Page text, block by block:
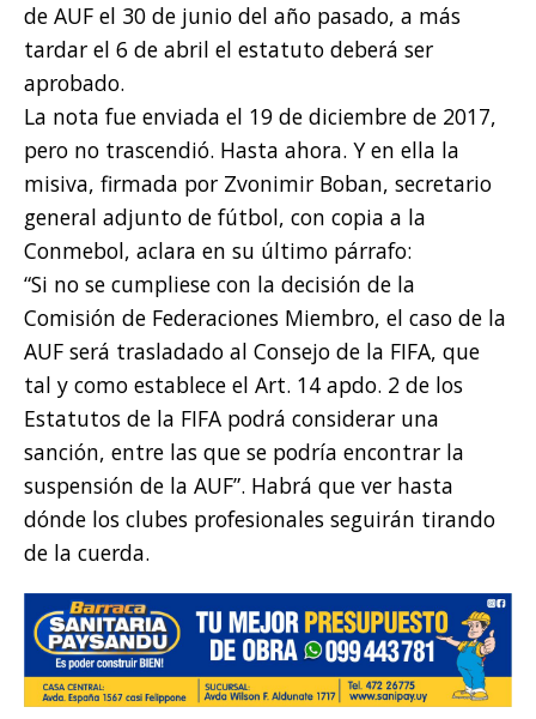
de AUF el 30 de junio del año pasado, a más
tardar el 6 de abril el estatuto deberá ser
aprobado.
La nota fue enviada el 19 de diciembre de 2017,
pero no trascendió. Hasta ahora. Y en ella la
misiva, firmada por Zvonimir Boban, secretario
general adjunto de fútbol, con copia a la
Conmebol, aclara en su último párrafo:
“Si no se cumpliese con la decisión de la
Comisión de Federaciones Miembro, el caso de la
AUF será trasladado al Consejo de la FIFA, que
tal y como establece el Art. 14 apdo. 2 de los
Estatutos de la FIFA podrá considerar una
sanción, entre las que se podría encontrar la
suspensión de la AUF”. Habrá que ver hasta
dónde los clubes profesionales seguirán tirando
de la cuerda.